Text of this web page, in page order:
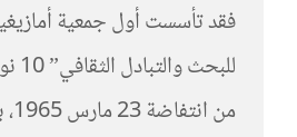
فقد تأسست أول جمعية
من